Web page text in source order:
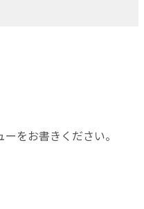
をお書きください。